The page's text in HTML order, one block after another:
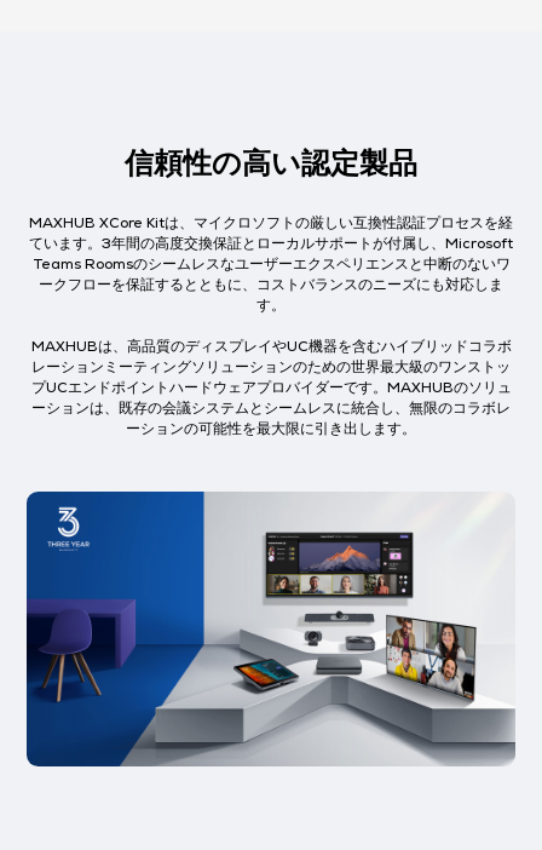
信頼性の高い認定製品
MAXHUB XCore Kitは、マイクロソフトの厳しい互換性認証プロセスを経
ています。3年間の高度交換保証とローカルサポートが付属し、Microsoft
Teams Roomsのシームレスなユーザーエクスペリエンスと中断のないワ
ークフローを保証するとともに、コストバランスのニーズにも対応しま
す。
MAXHUBは、高品質のディスプレイやUC機器を含むハイブリッドコラボ
レーションミーティングソリューションのための世界最大級のワンストッ
プUCエンドポイントハードウェアプロバイダーです。MAXHUBのソリュ
ーションは、既存の会議システムとシームレスに統合し、無限のコラボレ
ーションの可能性を最大限に引き出します。